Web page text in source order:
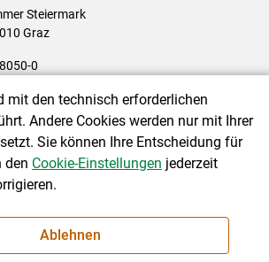
Steiermark
Graz
0
|Datenschutzerklärung|Barrierefreiheit|
mit den technisch erforderlichen
Andere Cookies werden nur mit Ihrer
Sie können Ihre Entscheidung für
den Cookie-Einstellungen jederzeit
Ablehnen